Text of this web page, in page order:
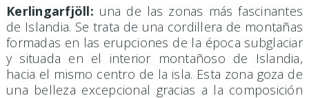
Kerlingarfjöll: una de las zonas más fascinantes
de Islandia. Se trata de una cordillera de montañas
formadas en las erupciones de la época subglaciar
y situada en el interior montañoso de Islandia,
hacia el mismo centro de la isla. Esta zona goza de
una belleza excepcional gracias a la composición